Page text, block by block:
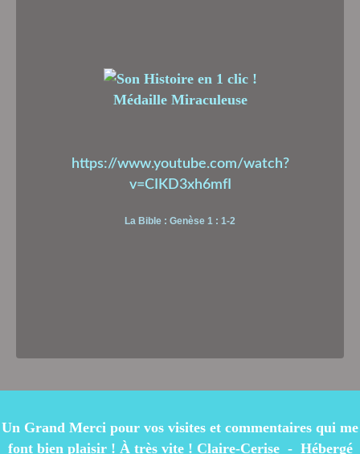
Médaille Miraculeuse
https://www.youtube.com/watch?
v=CIKD3xh6mfI
La Bible : Genèse 1 : 1-2
Un Grand Merci pour vos visites et commentaires qui me
font bien plaisir ! À très vite ! Claire-Cerise - Hébergé